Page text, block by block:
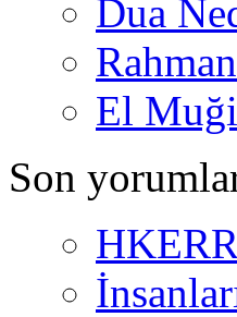
Dua
El
Son